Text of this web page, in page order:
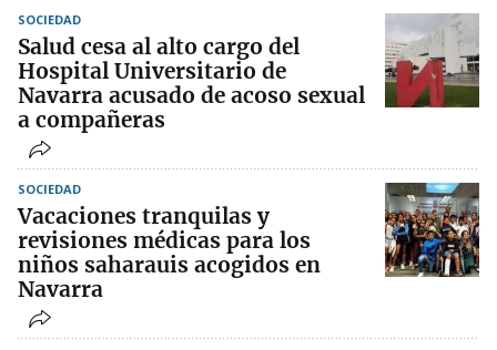
SOCIEDAD
Salud cesa al alto cargo del
Hospital Universitario de
Navarra acusado de acoso sexual
a compañeras
SOCIEDAD
Vacaciones tranquilas y
revisiones médicas para los
niños saharauis acogidos en
Navarra